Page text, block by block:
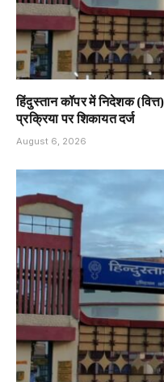
हिंदुस्तान कॉपर में निदेशक
प्रक्रिया पर शिकायत दर्ज
August 6, 2026